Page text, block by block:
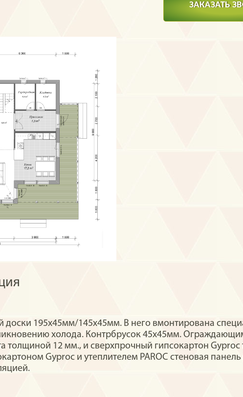
ЗАКАЗАТЬ
доски 195х45мм/145x45мм. В него вмонтирована
холода. Контрбрусок 45х45мм.
толщиной 12 мм., и сверхпрочный гипсокартон
Gyproc и утеплителем PAROC стеновая